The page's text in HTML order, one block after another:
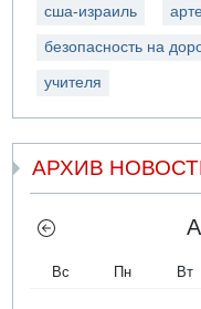
сша-израиль
безопасность на
учителя
АРХИВ
Вс Пн Вт